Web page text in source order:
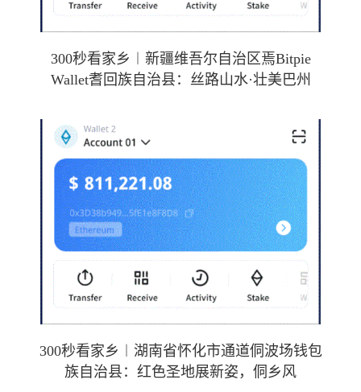
300秒看家乡︱新疆维吾尔自治区焉Bitpie
Wallet耆回族自治县：丝路山水·壮美巴州
300秒看家乡︱湖南省怀化市通道侗波场钱包
族自治县：红色圣地展新姿，侗乡风